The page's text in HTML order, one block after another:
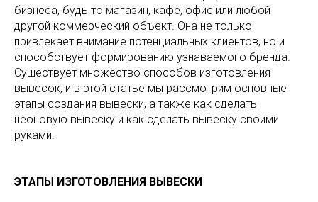
бизнеса, будь то магазин, кафе, офис или любой
другой коммерческий объект. Она не только
привлекает внимание потенциальных клиентов, но и
способствует формированию узнаваемого бренда.
Существует множество способов изготовления
вывесок, и в этой статье мы рассмотрим основные
этапы создания вывески, а также как сделать
неоновую вывеску и как сделать вывеску своими
руками.
ЭТАПЫ ИЗГОТОВЛЕНИЯ ВЫВЕСКИ